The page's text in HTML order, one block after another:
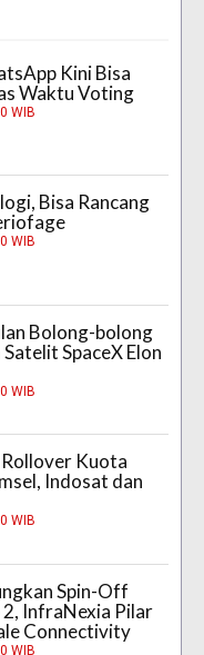
Kini Bisa
Waktu Voting
WIB
Bisa Rancang
WIB
Bolong-bolong
SpaceX Elon
WIB
Kuota
Indosat dan
WIB
Spin-Off
InfraNexia Pilar
Connectivity
WIB